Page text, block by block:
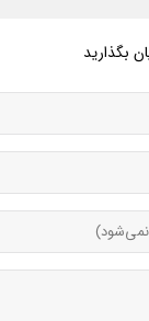
بگذارید